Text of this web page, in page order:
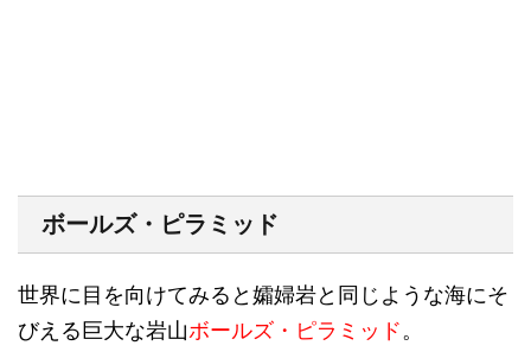
ボールズ・ピラミッド
世界に目を向けてみると孀婦岩と同じような海にそ
びえる巨大な岩山ボールズ・ピラミッド。